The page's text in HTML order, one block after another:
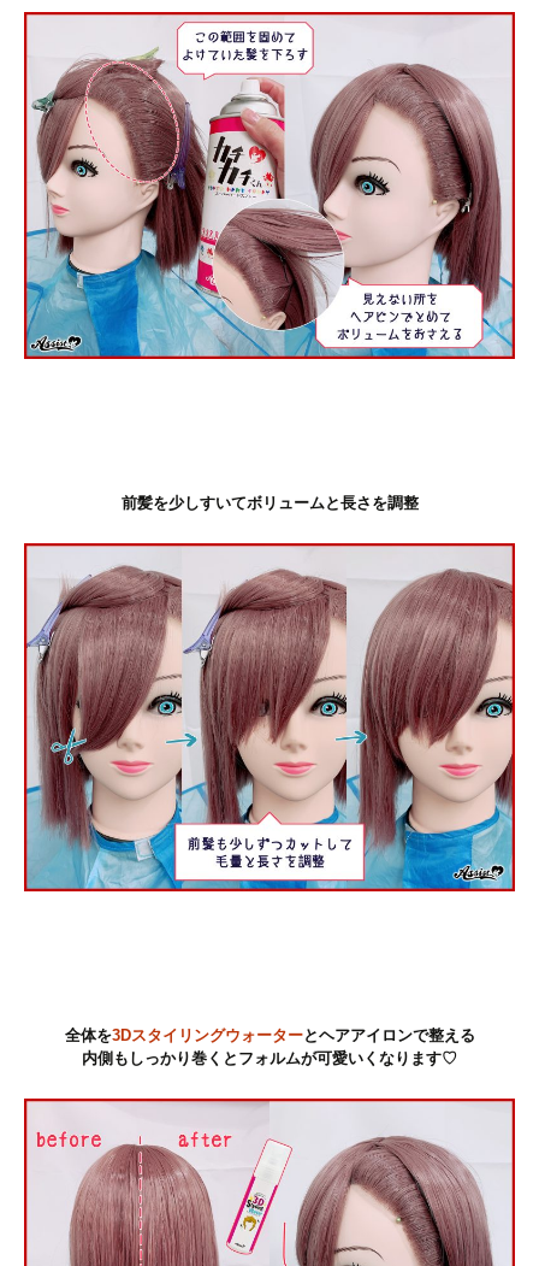
前髪を少しすいてボリュームと長さを調整
全体を3Dスタイリングウォーターとヘアアイロンで整える
内側もしっかり巻くとフォルムが可愛いくなります♡